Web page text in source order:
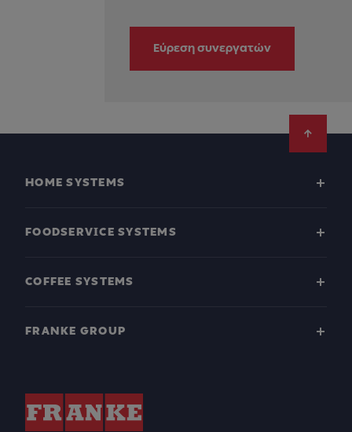
Εύρεση συνεργατών
HOME SYSTEMS
FOODSERVICE SYSTEMS
COFFEE SYSTEMS
FRANKE GROUP